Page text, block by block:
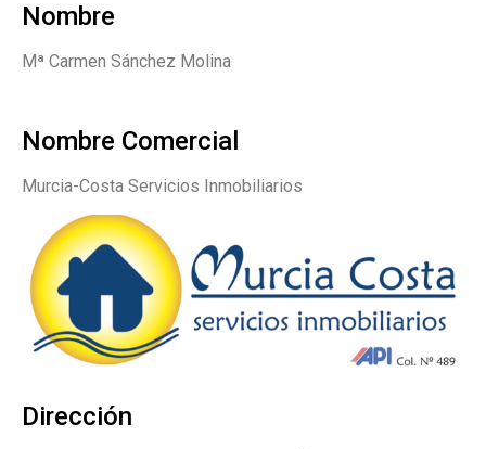
Nombre
Mª Carmen Sánchez Molina
Nombre Comercial
Murcia-Costa Servicios Inmobiliarios
Dirección